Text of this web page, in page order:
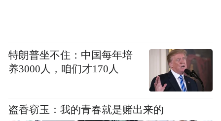
特朗普坐不住：中国每年培
养3000人，咱们才170人
盗香窃玉：我的青春就是赌出来的